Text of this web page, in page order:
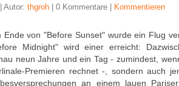
Autor: thgroh | 0 Kommentare | Kommentieren
Ende von "Before Sunset" wurde ein Flug
Midnight" wird einer erreicht:
neun Jahre und ein Tag - zumindest,
Premieren rechnet -, sondern auch
an einem lauen